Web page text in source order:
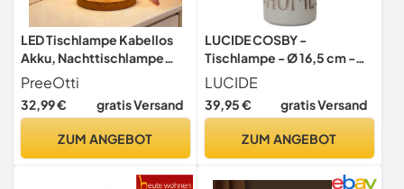
LED Tischlampe Kabellos
Akku, Nachttischlampe
Touch, mit Stufenlos
Dimmbar
PreeOtti
32,99 € gratis Versand
ZUM ANGEBOT
LUCIDE COSBY -
Tischlampe - Ø 16,5 cm -
1xE14 - Grau
LUCIDE
39,95 € gratis Versand
ZUM ANGEBOT